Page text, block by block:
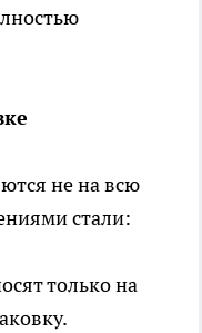
не на всю
стали:
только на